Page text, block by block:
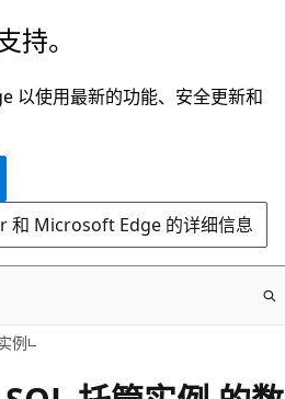
持。
以使用最新的功能、安全更新和
和 Microsoft Edge 的详细信息
例